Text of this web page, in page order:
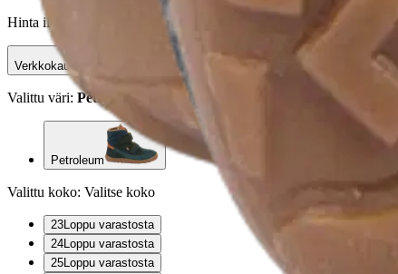
Hinta ilman S-Etukorttia:
99,95 €
Verkkokaupan hinta
Valittu väri: Petroleum
Petroleum
Valittu koko: Valitse koko
23Loppu varastosta
24Loppu varastosta
25Loppu varastosta